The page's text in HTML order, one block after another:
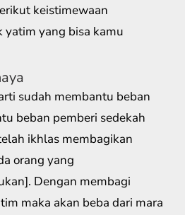
keistimewaan
yatim yang bisa kamu
sudah membantu beban
beban pemberi sedekah
ikhlas membagikan
orang yang
Dengan membagi
maka akan beba dari mara